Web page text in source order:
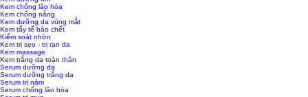
Kem chống lão hóa
Kem chống nắng
Kem dưỡng da vùng mắt
Kem tẩy tế bào chết
Kiểm soát nhờn
Kem trị sẹo - trị rạn da
Kem massage
Kem trắng da toàn thân
Serum dưỡng da
Serum dưỡng trắng da
Serum trị nám
Serum chống lão hóa